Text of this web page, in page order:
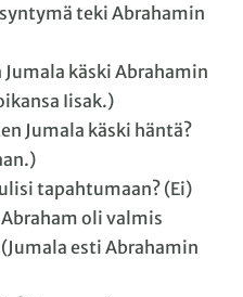
teki Abrahamin
käski Abrahamin
Iisak.)
Jumala käski häntä?
tapahtumaan? (Ei)
oli valmis
esti Abrahamin